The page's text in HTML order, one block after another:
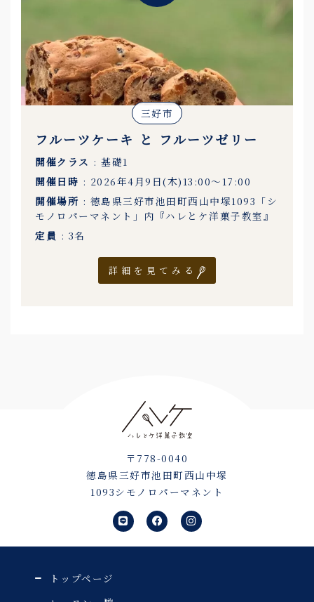
三好市
フルーツケーキ と フルーツゼリー
開催クラス : 基礎1
開催日時 : 2026年4月9日(木)13:00〜17:00
開催場所 : 徳島県三好市池田町西山中塚1093「シ
モノロパーマネント」内『ハレとケ洋菓子教室』
定員 : 3名
詳細を見てみる
〒778-0040
徳島県三好市池田町西山中塚
1093シモノロパーマネント
L
i
n
e
F
a
c
e
I
n
s
t
トップページ